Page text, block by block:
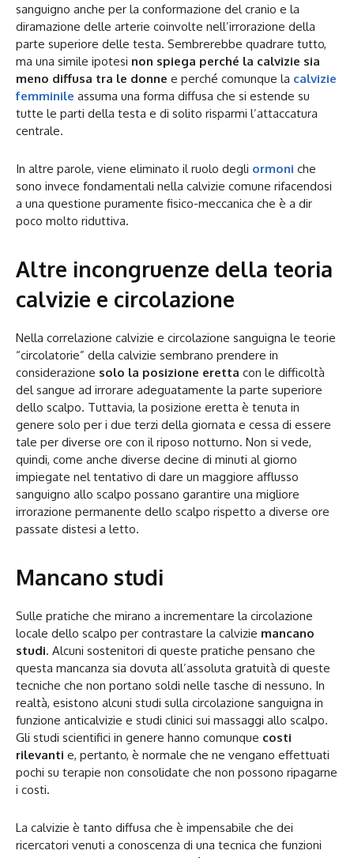
sanguigno anche per la conformazione del cranio e la
diramazione delle arterie coinvolte nell’irrorazione della
parte superiore delle testa. Sembrerebbe quadrare tutto,
ma una simile ipotesi non spiega perché la calvizie sia
meno diffusa tra le donne e perché comunque la calvizie
femminile assuma una forma diffusa che si estende su
tutte le parti della testa e di solito risparmi l’attaccatura
centrale.
In altre parole, viene eliminato il ruolo degli ormoni che
sono invece fondamentali nella calvizie comune rifacendosi
a una questione puramente fisico-meccanica che è a dir
poco molto riduttiva.
Altre incongruenze della teoria
calvizie e circolazione
Nella correlazione calvizie e circolazione sanguigna le teorie
“circolatorie” della calvizie sembrano prendere in
considerazione solo la posizione eretta con le difficoltà
del sangue ad irrorare adeguatamente la parte superiore
dello scalpo. Tuttavia, la posizione eretta è tenuta in
genere solo per i due terzi della giornata e cessa di essere
tale per diverse ore con il riposo notturno. Non si vede,
quindi, come anche diverse decine di minuti al giorno
impiegate nel tentativo di dare un maggiore afflusso
sanguigno allo scalpo possano garantire una migliore
irrorazione permanente dello scalpo rispetto a diverse ore
passate distesi a letto.
Mancano studi
Sulle pratiche che mirano a incrementare la circolazione
locale dello scalpo per contrastare la calvizie mancano
studi. Alcuni sostenitori di queste pratiche pensano che
questa mancanza sia dovuta all’assoluta gratuità di queste
tecniche che non portano soldi nelle tasche di nessuno. In
realtà, esistono alcuni studi sulla circolazione sanguigna in
funzione anticalvizie e studi clinici sui massaggi allo scalpo.
Gli studi scientifici in genere hanno comunque costi
rilevanti e, pertanto, è normale che ne vengano effettuati
pochi su terapie non consolidate che non possono ripagarne
i costi.
La calvizie è tanto diffusa che è impensabile che dei
ricercatori venuti a conoscenza di una tecnica che funzioni